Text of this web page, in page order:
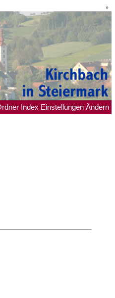
»
Index Einstellungen Ändern